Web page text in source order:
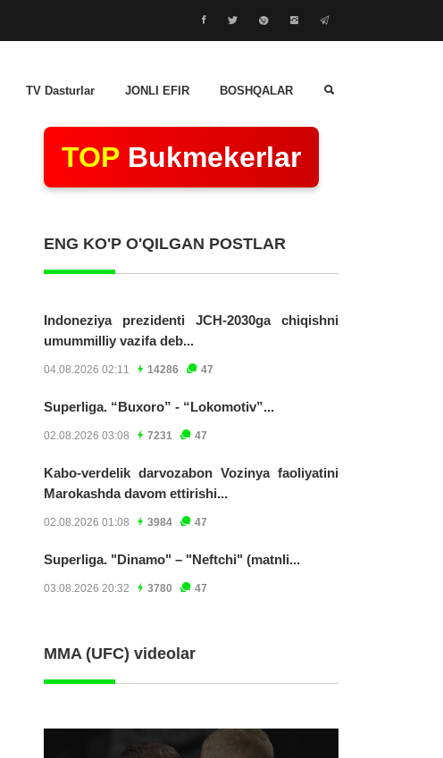
TV Dasturlar JONLI EFIR BOSHQALAR
TOP Bukmekerlar
ENG KO'P O'QILGAN POSTLAR
Indoneziya prezidenti JCH-2030ga chiqishni
umummilliy vazifa deb...
04.08.2026 02:11 14286 47
Superliga. “Buxoro” - “Lokomotiv”...
02.08.2026 03:08 7231 47
Kabo-verdelik darvozabon Vozinya faoliyatini
Marokashda davom ettirishi...
02.08.2026 01:08 3984 47
Superliga. "Dinamo" – "Neftchi" (matnli...
03.08.2026 20:32 3780 47
MMA (UFC) videolar